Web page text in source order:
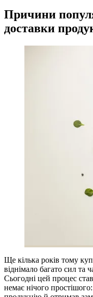
Причини
доставки
Ще кілька років тому
віднімало багато сил та
Сьогодні цей процес
немає нічого